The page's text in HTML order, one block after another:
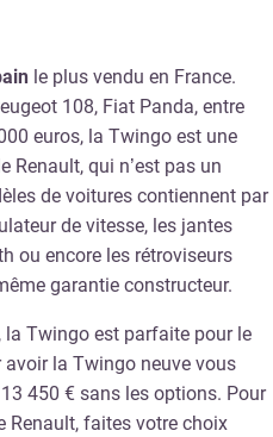
le plus vendu en France.
108, Fiat Panda, entre
euros, la Twingo est une
Renault, qui n’est pas un
de voitures contiennent par
de vitesse, les jantes
ou encore les rétroviseurs
garantie constructeur.
la Twingo est parfaite pour le
avoir la Twingo neuve vous
450 € sans les options. Pour
Renault, faites votre choix